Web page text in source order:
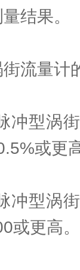
结果。
流量计
型涡街
或更
型涡街
或更高。